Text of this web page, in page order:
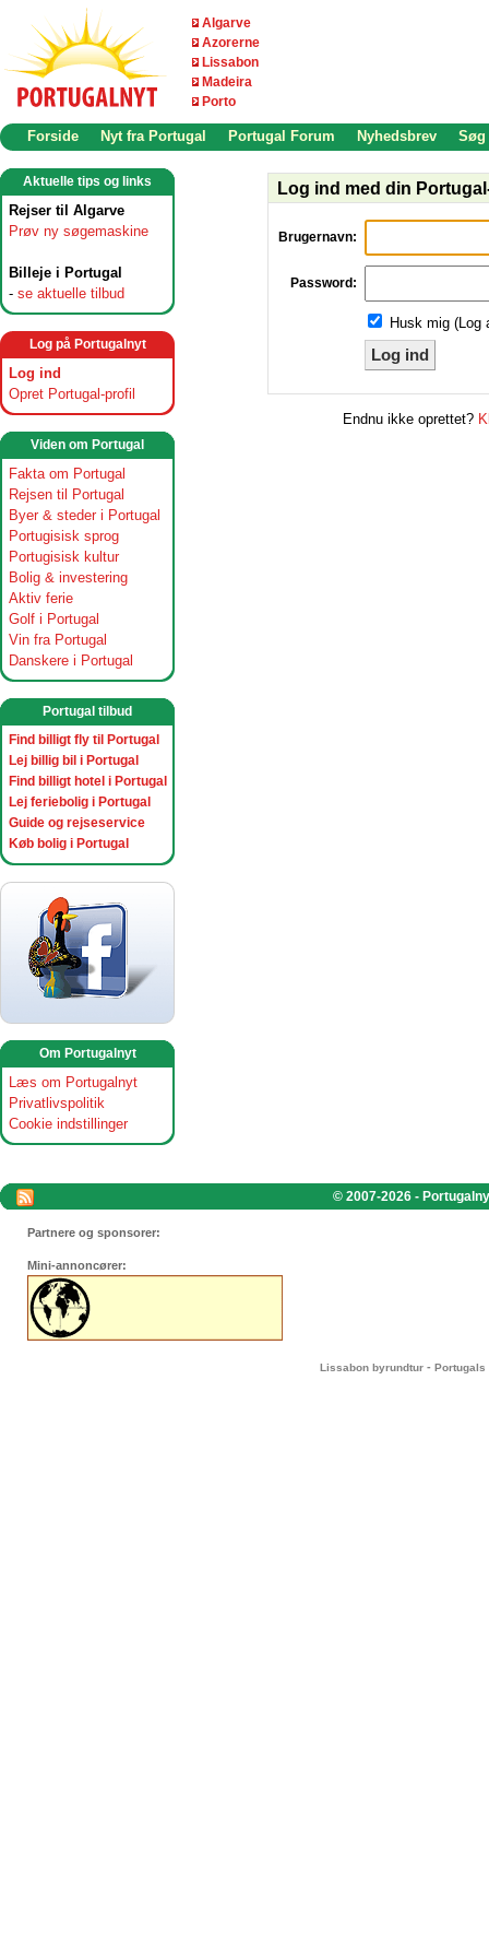
Algarve
Azorerne
Lissabon
Madeira
Porto
Forside Nyt fra Portugal Portugal Forum Nyhedsbrev Søg
Aktuelle tips og links
Rejser til Algarve
Prøv ny søgemaskine
Billeje i Portugal
- se aktuelle tilbud
Log på Portugalnyt
Log ind
Opret Portugal-profil
Viden om Portugal
Fakta om Portugal
Rejsen til Portugal
Byer & steder i Portugal
Portugisisk sprog
Portugisisk kultur
Bolig & investering
Aktiv ferie
Golf i Portugal
Vin fra Portugal
Danskere i Portugal
Portugal tilbud
Find billigt fly til Portugal
Lej billig bil i Portugal
Find billigt hotel i Portugal
Lej feriebolig i Portugal
Guide og rejseservice
Køb bolig i Portugal
Om Portugalnyt
Læs om Portugalnyt
Privatlivspolitik
Cookie indstillinger
Log ind med din
Brugernavn:
Password:
Husk mig (Log
Log ind
Endnu ikke oprettet?
© 2007-2026 -
Partnere og sponsorer:
Mini-annoncører:
Lissabon byrundtur - Portugals